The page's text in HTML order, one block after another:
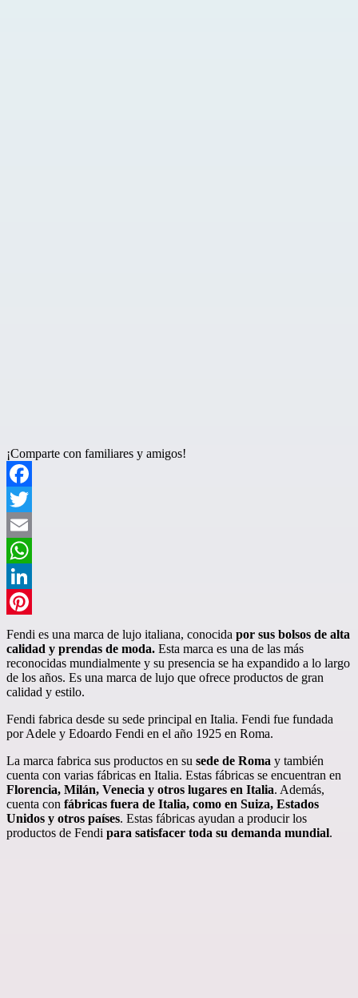
¡Comparte con familiares y amigos!
Facebook
Twitter
Email
WhatsApp
LinkedIn
Pinterest
Fendi es una marca de lujo italiana, conocida por sus bolsos de alta
calidad y prendas de moda. Esta marca es una de las más
reconocidas mundialmente y su presencia se ha expandido a lo largo
de los años. Es una marca de lujo que ofrece productos de gran
calidad y estilo.
Fendi fabrica desde su sede principal en Italia. Fendi fue fundada
por Adele y Edoardo Fendi en el año 1925 en Roma.
La marca fabrica sus productos en su sede de Roma y también
cuenta con varias fábricas en Italia. Estas fábricas se encuentran en
Florencia, Milán, Venecia y otros lugares en Italia. Además,
cuenta con fábricas fuera de Italia, como en Suiza, Estados
Unidos y otros países. Estas fábricas ayudan a producir los
productos de Fendi para satisfacer toda su demanda mundial.